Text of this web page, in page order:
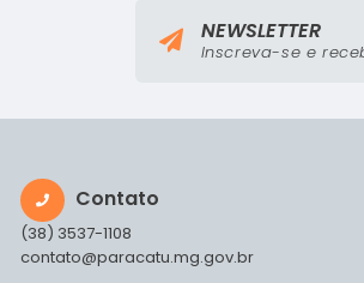
Contato
(38) 3537-1108
contato@paracatu.mg.gov.br
NEWSLETTER
Inscreva-se e